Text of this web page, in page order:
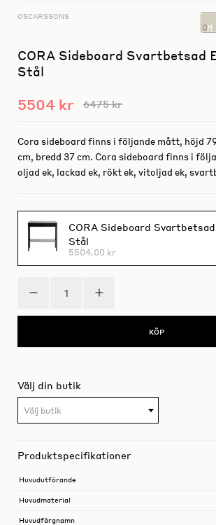
OSCARSSONS
CORA Sideboard Svartbetsad
Stål
5504 kr 6475 kr
Cora sideboard finns i följande mått, höjd
cm, bredd 37 cm. Cora sideboard finns i
oljad ek, lackad ek, rökt ek, vitoljad ek,
CORA Sideboard
Stål
5504.00 kr
KÖP
Välj din butik
Välj butik
Produktspecifikationer
Huvudutförande
Huvudmaterial
Huvudfärgnamn